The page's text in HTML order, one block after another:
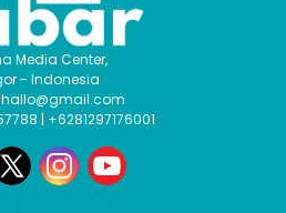
Media Center,
- Indonesia
| +6281297176001